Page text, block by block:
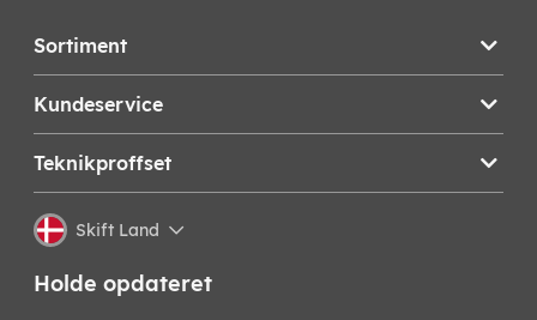
Sortiment
Kundeservice
Teknikproffset
Skift Land
Holde opdateret